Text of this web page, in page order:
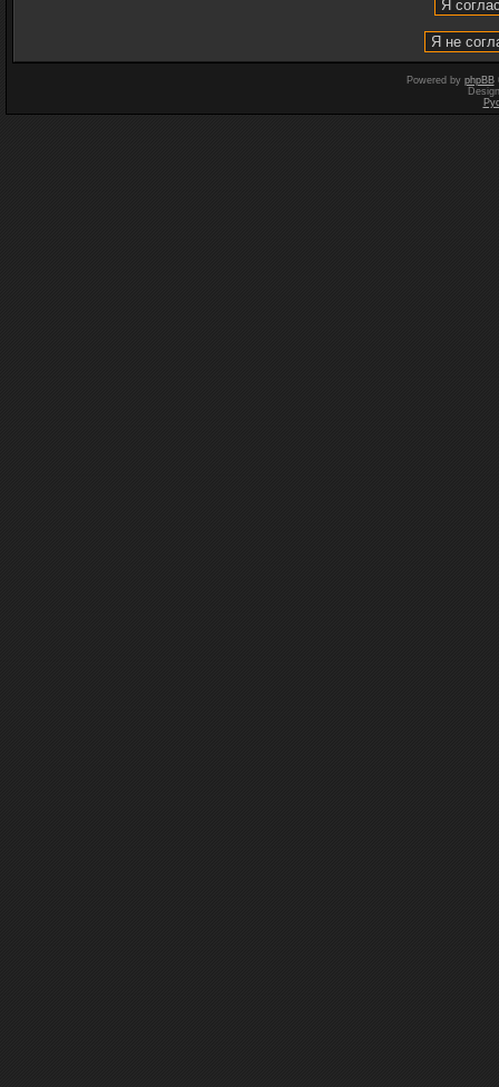
Powered by phpBB